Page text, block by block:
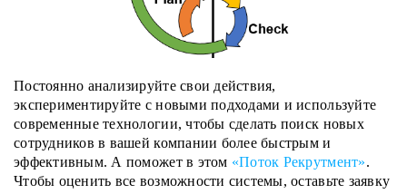
Постоянно анализируйте свои действия,
экспериментируйте с новыми подходами и используйте
современные технологии, чтобы сделать поиск новых
сотрудников в вашей компании более быстрым и
эффективным. А поможет в этом «Поток Рекрутмент».
Чтобы оценить все возможности системы, оставьте заявку